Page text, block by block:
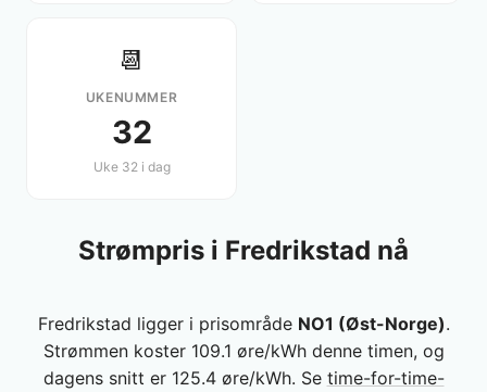
📆
UKENUMMER
32
Uke 32 i dag
Strømpris i Fredrikstad nå
Fredrikstad ligger i prisområde NO1 (Øst-Norge).
Strømmen koster 109.1 øre/kWh denne timen, og
dagens snitt er 125.4 øre/kWh. Se time-for-time-